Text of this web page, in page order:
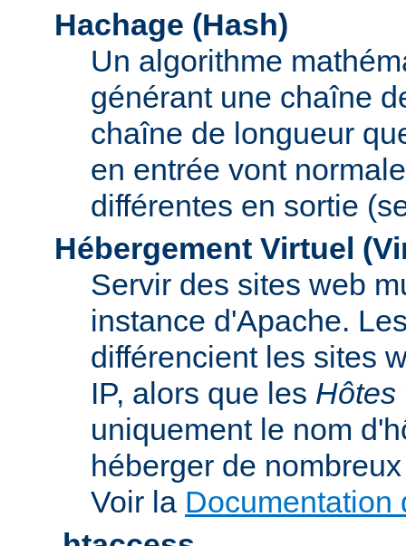
Hachage (Hash)
Un algorithme
générant une chaîne
chaîne de longueur
en entrée vont
différentes en sortie
Hébergement Virtuel
Servir des sites web
instance d'Apache.
différencient les sites
IP, alors que les Hôtes
uniquement le nom
héberger de
Voir la Documentation